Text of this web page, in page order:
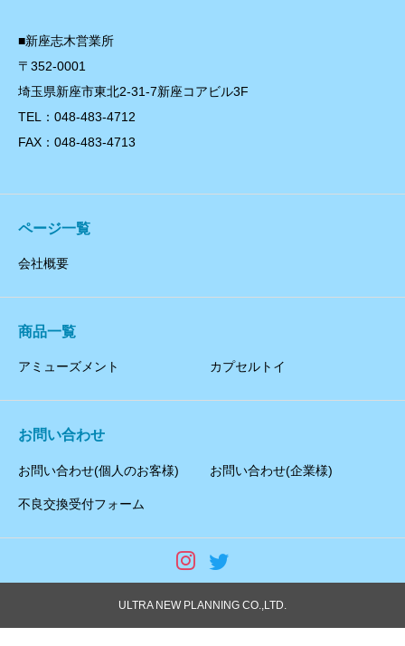
■新座志木営業所
〒352-0001
埼玉県新座市東北2-31-7新座コアビル3F
TEL：048-483-4712
FAX：048-483-4713
ページ一覧
会社概要
商品一覧
アミューズメント カプセルトイ
お問い合わせ
お問い合わせ(個人のお客様) お問い合わせ(企業様)
不良交換受付フォーム
ULTRA NEW PLANNING CO.,LTD.